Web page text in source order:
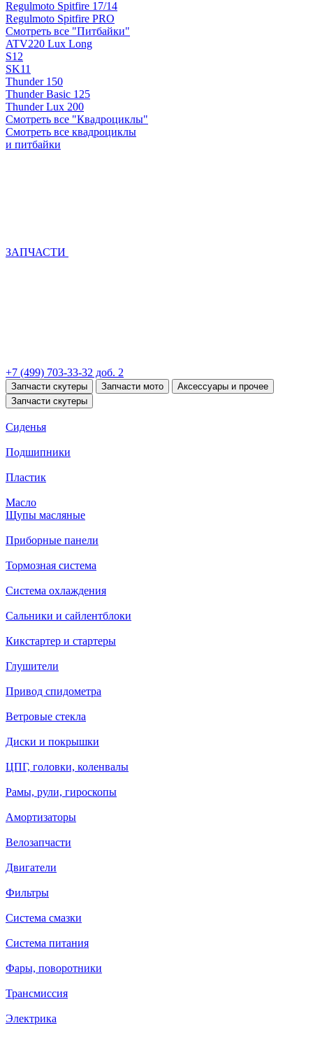
Regulmoto Spitfire 17/14
Regulmoto Spitfire PRO
Смотреть все "Питбайки"
ATV220 Lux Long
S12
SK11
Thunder 150
Thunder Basic 125
Thunder Lux 200
Смотреть все "Квадроциклы"
Смотреть все квадроциклы
и питбайки
ЗАПЧАСТИ
+7 (499) 703-33-32 доб. 2
Запчасти скутеры Запчасти мото
Аксессуары и прочее
Запчасти скутеры
Сиденья
Подшипники
Пластик
Масло
Щупы масляные
Приборные панели
Тормозная система
Система охлаждения
Сальники и сайлентблоки
Кикстартер и стартеры
Глушители
Привод спидометра
Ветровые стекла
Диски и покрышки
ЦПГ, головки, коленвалы
Рамы, рули, гироскопы
Амортизаторы
Велозапчасти
Двигатели
Фильтры
Система смазки
Система питания
Фары, поворотники
Трансмиссия
Электрика